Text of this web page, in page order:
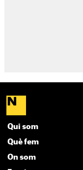
Qui som
Què fem
On som